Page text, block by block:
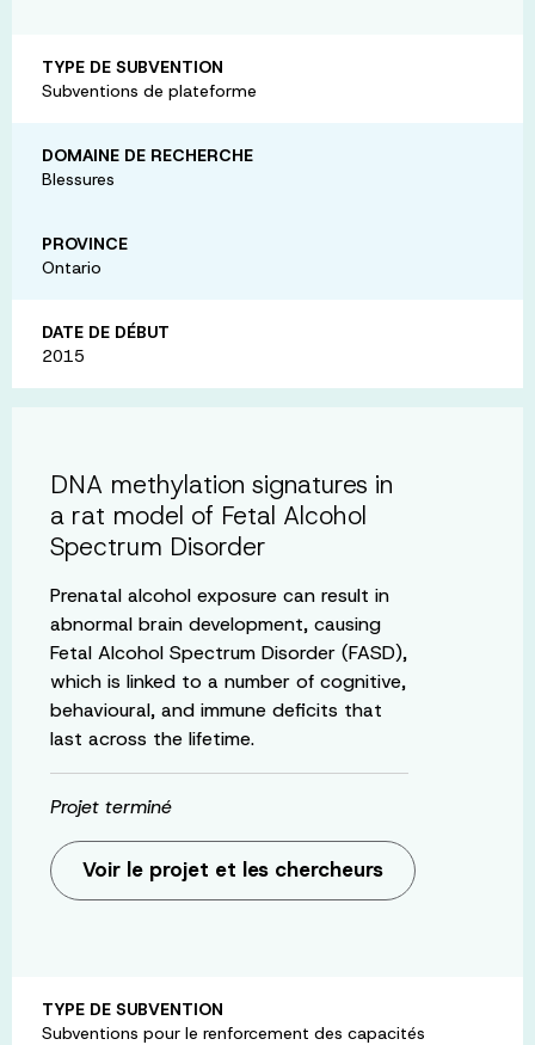
TYPE DE SUBVENTION
Subventions de plateforme
DOMAINE DE RECHERCHE
Blessures
PROVINCE
Ontario
DATE DE DÉBUT
2015
DNA methylation signatures in
a rat model of Fetal Alcohol
Spectrum Disorder
Prenatal alcohol exposure can result in
abnormal brain development, causing
Fetal Alcohol Spectrum Disorder (FASD),
which is linked to a number of cognitive,
behavioural, and immune deficits that
last across the lifetime.
Projet terminé
Voir le projet et les chercheurs
TYPE DE SUBVENTION
Subventions pour le renforcement des capacités